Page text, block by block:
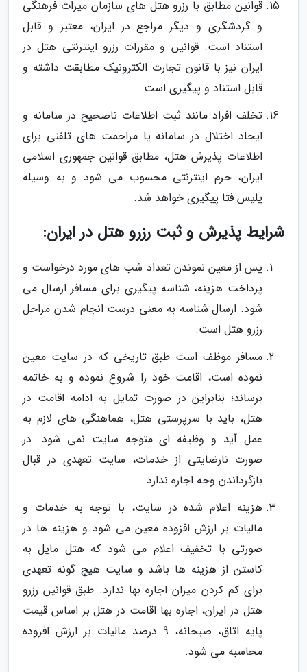
قوانین مطابق با رزرو هتل های سازمان میراث فرهنگی
و گردشگری و دیگر مراجع در ایران، معتبر و قابل
استناد است. قوانین و مقررات رزرو اینترنتی هتل در
ایران نیز با قانون تجارت الکترونیک مطابقت داشته و
قابل استناد و پیگیری است
تخلف افراد مانند ثبت اطلاعات ناصحیح در سامانه و
ایجاد اختلال در سامانه یا مزاحمت های تلفنی برای
اطلاعات پذیرش هتل، مطابق قوانین جمهوری اسلامی
ایران، جرم اینترنتی محسوب می شود و به وسیله
پلیس فتا پیگیری خواهد شد.
شرایط پذیرش و ثبت رزرو هتل در ایران:
پس از معین نموندن تعداد شب های مورد درخواست و
پرداخت هزینه، شناسه پیگیری برای مسافر ارسال می
شود. ارسال شناسه به معنی درست انجام شدن مراحل
رزرو هتل است.
مسافر موظف است طبق تاریخی که در سایت معین
نموده است، اقامت خود را شروع نموده و به خاتمه
برساند؛ بنابراین در صورت تمایل به ادامه اقامت در
هتل، باید با سرپرستی هتل، هماهنگی های لازم به
عمل آید و وظیفه ای متوجه سایت نمی شود. در
صورت نارضایتی از خدمات، سایت تعهدی در قبال
بازگرداندن وجه اجاره ندارد.
هزینه اعلام شده در سایت، با توجه به خدمات و
مالیات بر ارزش افزوده معین می شود و هزینه ها در
صورتی با تخفیف اعلام می شود که هتل مایل به
کاستن از هزینه ها باشد و سایت هیچ گونه تعهدی
برای کم کردن میزان اجاره بها ندارد. طبق قوانین رزرو
هتل در ایران، اجاره بها اقامت در هتل بر اساس قیمت
پایه اتاق، صبحانه، 9 درصد مالیات بر ارزش افزوده
محاسبه می شود.